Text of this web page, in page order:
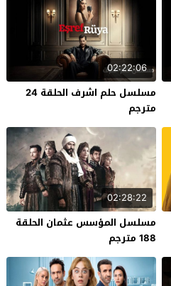
02:22:06
مسلسل حلم اشرف الحلقة 24
مترجم
02:28:22
مسلسل المؤسس عثمان الحلقة
188 مترجم